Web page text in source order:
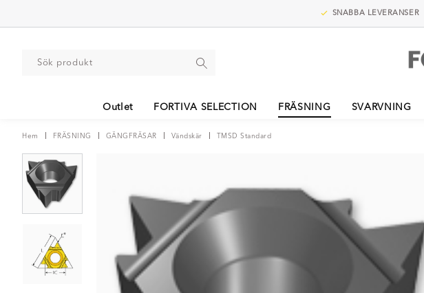
SNABBA LEVERANSER
Outlet FORTIVA SELECTION FRÄSNING SVARVNING
Hem FRÄSNING GÄNGFRÄSAR Vändskär TMSD Standard